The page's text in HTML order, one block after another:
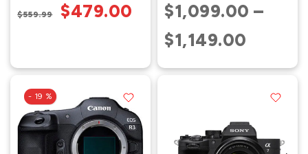
$559.99 $479.00
$1,099.00 –
$1,149.00
- 19 %